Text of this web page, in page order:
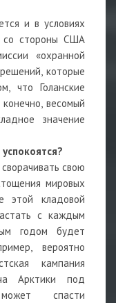
и в условиях
со стороны США
«охранной
которые
что Голанские
весомый
значение
свою
мировых
этой кладовой
с каждым
годом будет
вероятно
кампания
Арктики под
спасти